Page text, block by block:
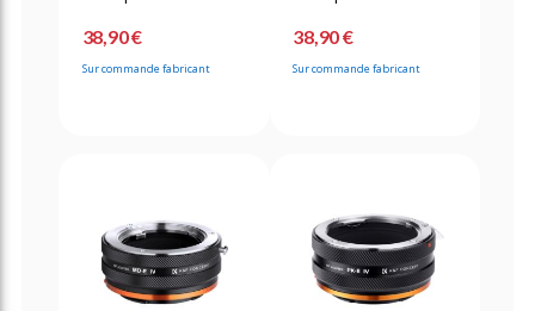
38,90 €
Sur commande fabricant
38,90 €
Sur commande fabricant